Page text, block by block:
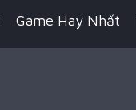
Game Hay Nhất